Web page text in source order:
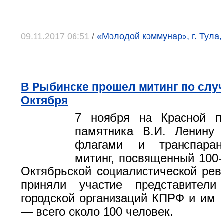
09.11.2017 06:51 / «Молодой коммунар», г.
В Рыбинске прошел митинг по
Октября
7 ноября на Красной
памятника В.И. Ленину
флагами и
митинг, посвященный
Октябрьской социалистической
приняли участие
городской организаций КПРФ и им
— всего около 100 человек.